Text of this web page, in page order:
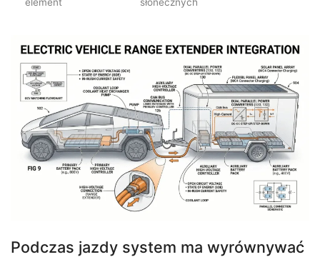
Podczas jazdy system ma wyrównywać